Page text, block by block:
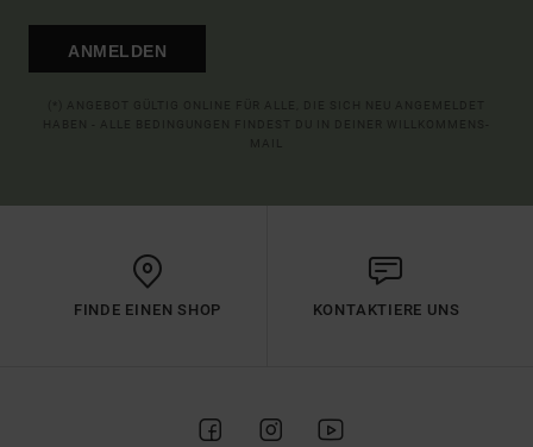
ANMELDEN
FINDE EINEN SHOP KONTAKTIERE UNS